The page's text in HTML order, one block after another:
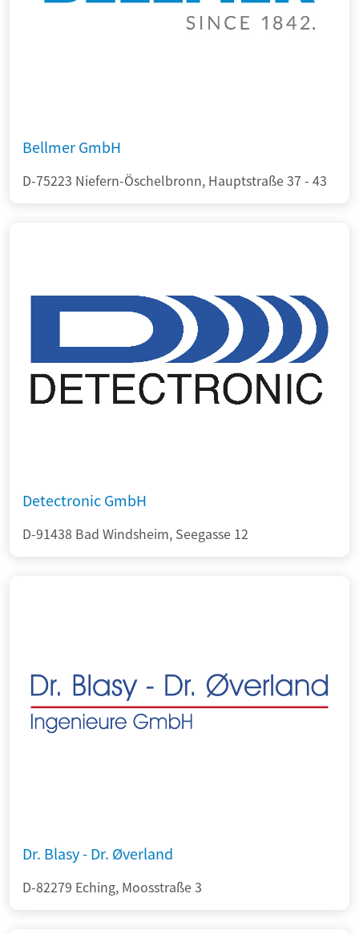
Bellmer GmbH
D-75223 Niefern-Öschelbronn, Hauptstraße 37 - 43
Detectronic GmbH
D-91438 Bad Windsheim, Seegasse 12
Dr. Blasy - Dr. Øverland
D-82279 Eching, Moosstraße 3